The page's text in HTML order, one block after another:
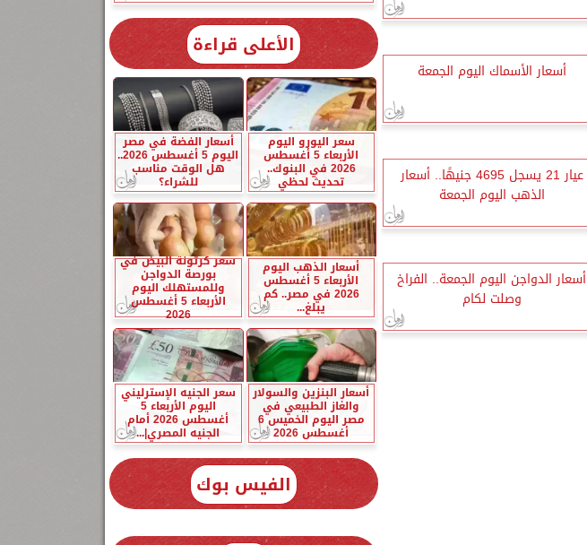
أسعار الأسماك اليوم الجمعة
عيار 21 يسجل 4695 جنيهًا.. أسعار
الذهب اليوم الجمعة
أسعار الدواجن اليوم الجمعة.. الفراخ
وصلت لكام
الأعلى قراءة
سعر اليورو اليوم
الأربعاء 5 أغسطس
2026 في البنوك..
تحديث لحظي
أسعار الفضة في مصر
اليوم 5 أغسطس 2026..
هل الوقت مناسب
للشراء؟
أسعار الذهب اليوم
الأربعاء 5 أغسطس
2026 في مصر.. كم
يبلغ...
سعر كرتونة البيض في
بورصة الدواجن
وللمستهلك اليوم
الأربعاء 5 أغسطس
2026
أسعار البنزين والسولار
والغاز الطبيعي في
مصر اليوم الخميس 6
أغسطس 2026
سعر الجنيه الإسترليني
اليوم الأربعاء 5
أغسطس 2026 أمام
الجنيه المصري|...
الفيس بوك